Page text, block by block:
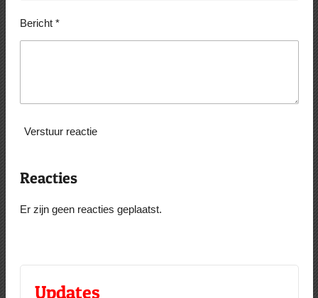
Bericht *
Verstuur reactie
Reacties
Er zijn geen reacties geplaatst.
Updates